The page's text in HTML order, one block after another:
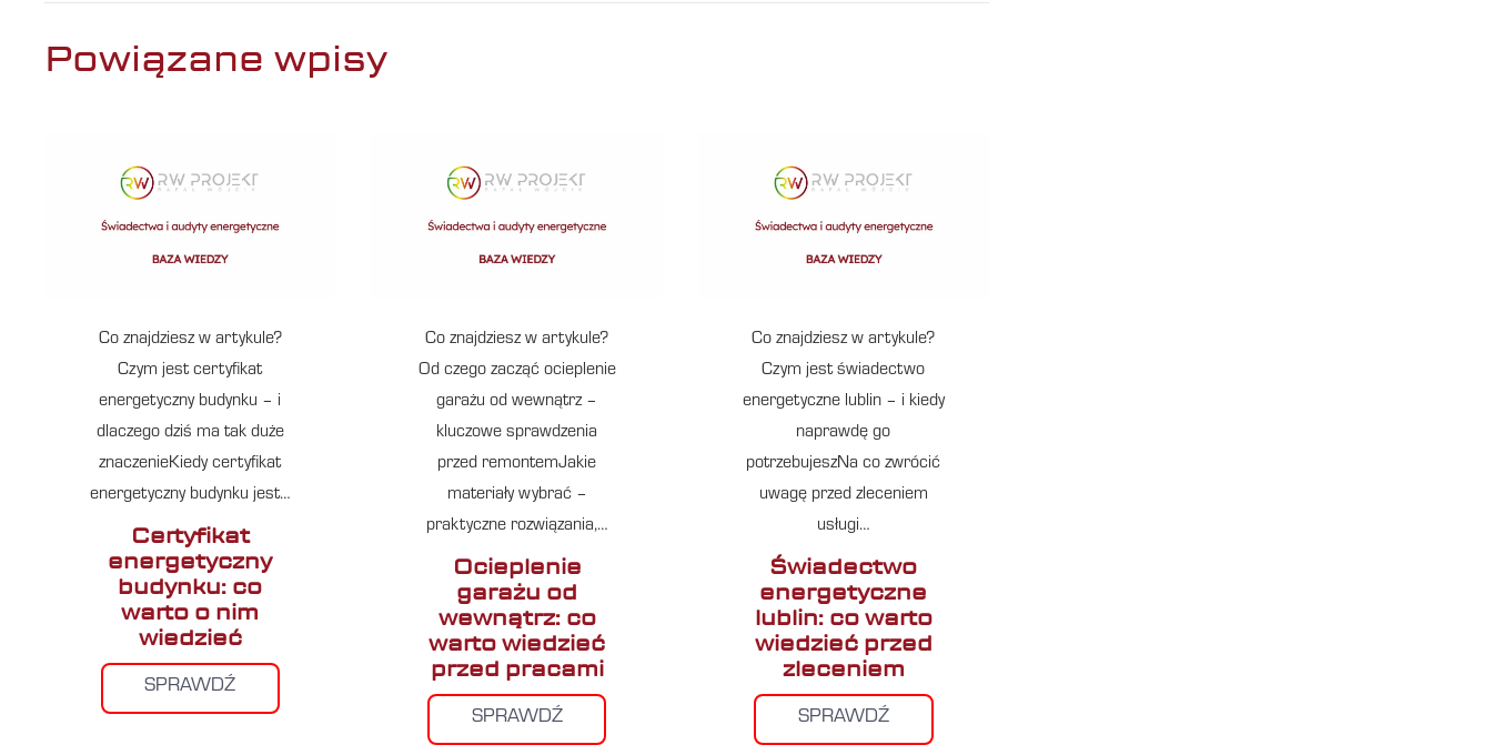
Powiązane wpisy
Co znajdziesz w artykule?
Czym jest certyfikat
energetyczny budynku – i
dlaczego dziś ma tak duże
znaczenieKiedy certyfikat
energetyczny budynku jest…
Certyfikat
energetyczny
budynku: co
warto o nim
wiedzieć
SPRAWDŹ
Co znajdziesz w artykule?
Od czego zacząć ocieplenie
garażu od wewnątrz –
kluczowe sprawdzenia
przed remontemJakie
materiały wybrać –
praktyczne rozwiązania,…
Ocieplenie
garażu od
wewnątrz: co
warto wiedzieć
przed pracami
SPRAWDŹ
Co znajdziesz w artykule?
Czym jest świadectwo
energetyczne lublin – i kiedy
naprawdę go
potrzebujeszNa co zwrócić
uwagę przed zleceniem
usługi…
Świadectwo
energetyczne
lublin: co warto
wiedzieć przed
zleceniem
SPRAWDŹ